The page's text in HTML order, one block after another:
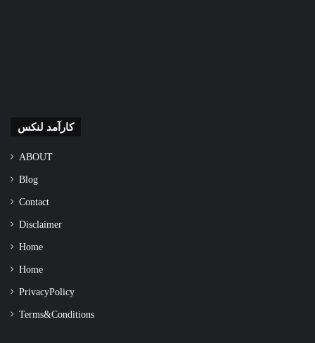
کارآمد لنکس
ABOUT
Blog
Contact
Disclaimer
Home
Home
Privacy Policy
Terms & Conditions